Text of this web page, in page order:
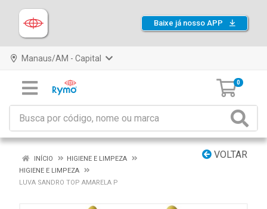
Baixe já nosso APP
Manaus/AM - Capital
0
VOLTAR
INÍCIO
HIGIENE E LIMPEZA
HIGIENE E LIMPEZA
LUVA SANDRO TOP AMARELA P